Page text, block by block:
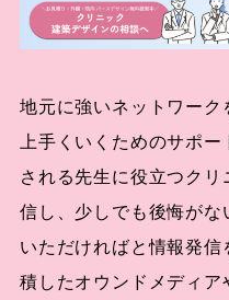
地元に強いネットワー
上手くいくためのサポ
される先生に役立つク
信し、少しでも後悔がな
いただければと情報発
積したオウンドメディア